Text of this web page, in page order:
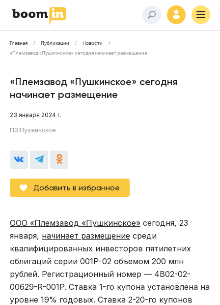
Главная Публикации
Новости
«Племзавод «Пушкинское» сегодня начинает размещение
«Племзавод «Пушкинское» сегодня
начинает размещение
23 января 2024 г.
ПЗ Пушкинское
Добавить в избранное
ООО «Племзавод «Пушкинское» сегодня, 23
января, начинает размещение среди
квалифицированных инвесторов пятилетних
облигаций серии 001Р-02 объемом 200 млн
рублей. Регистрационный номер — 4B02-02-
00629-R-001P. Ставка 1-го купона установлена на
уровне 19% годовых. Ставка 2-20-го купонов